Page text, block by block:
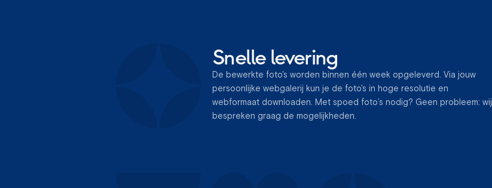
Snelle levering
De bewerkte foto's worden binnen één week opgeleverd. Via jouw
persoonlijke webgalerij kun je de foto's in hoge resolutie en
webformaat downloaden. Met spoed foto’s nodig? Geen probleem: wij
bespreken graag de mogelijkheden.